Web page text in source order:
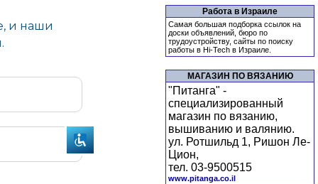
Работа в Израиле
Самая большая подборка ссылок на
доски объявлений, бюро по
трудоустройству, сайты по поиску
работы в Hi-Tech в Израиле.
МАГАЗИН ПО ВЯЗАНИЮ
"Питанга" -
специализированный
магазин по вязанию,
вышиванию и валянию.
ул. Ротшильд 1, Ришон Ле-
Цион,
тел. 03-9500515
www.pitanga.co.il